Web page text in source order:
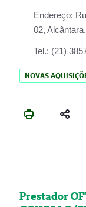
Endereço:
02,
Tel.: (21)
NOVAS
Prestador